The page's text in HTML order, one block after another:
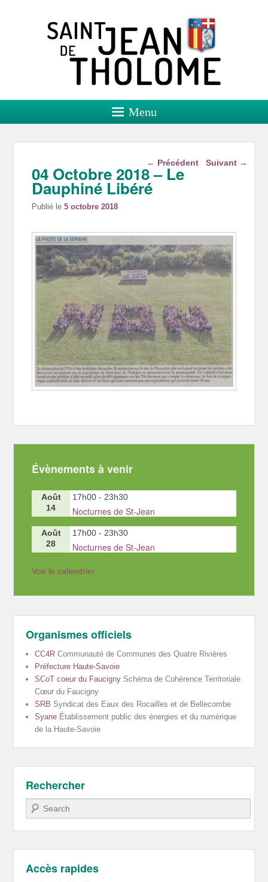
Saint Jean de Tholome
Site officiel
Menu
Navigation dans les
← Précédent Suivant →
04 Octobre 2018 – Le
Dauphiné Libéré
Publié le5 octobre 2018
Évènements à venir
Août
14
17h00 - 23h30
Nocturnes de St-Jean
Août
28
17h00 - 23h30
Nocturnes de St-Jean
Voir le calendrier
Organismes officiels
CC4R Communauté de Communes des Quatre Rivières
Préfecture Haute-Savoie
SCoT coeur du Faucigny Schéma de Cohérence Territoriale
Cœur du Faucigny
SRB Syndicat des Eaux des Rocailles et de Bellecombe
Syane Établissement public des énergies et du numérique
de la Haute-Savoie
Rechercher
Recherche
Accès rapides